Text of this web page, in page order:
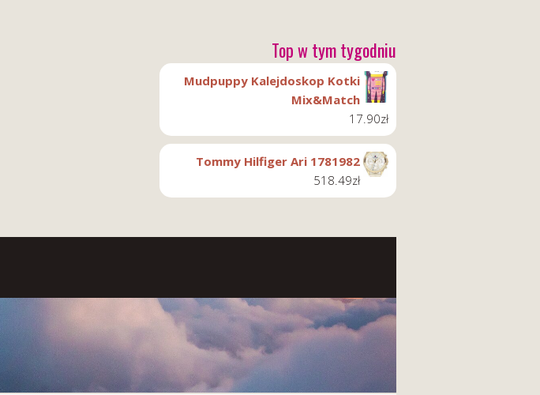
Top w tym tygodniu
Mudpuppy Kalejdoskop Kotki
Mix&Match
17.90zł
Tommy Hilfiger Ari 1781982
518.49zł